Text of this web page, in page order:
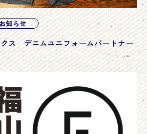
お知らせ
ス デニムユニフォームパートナー